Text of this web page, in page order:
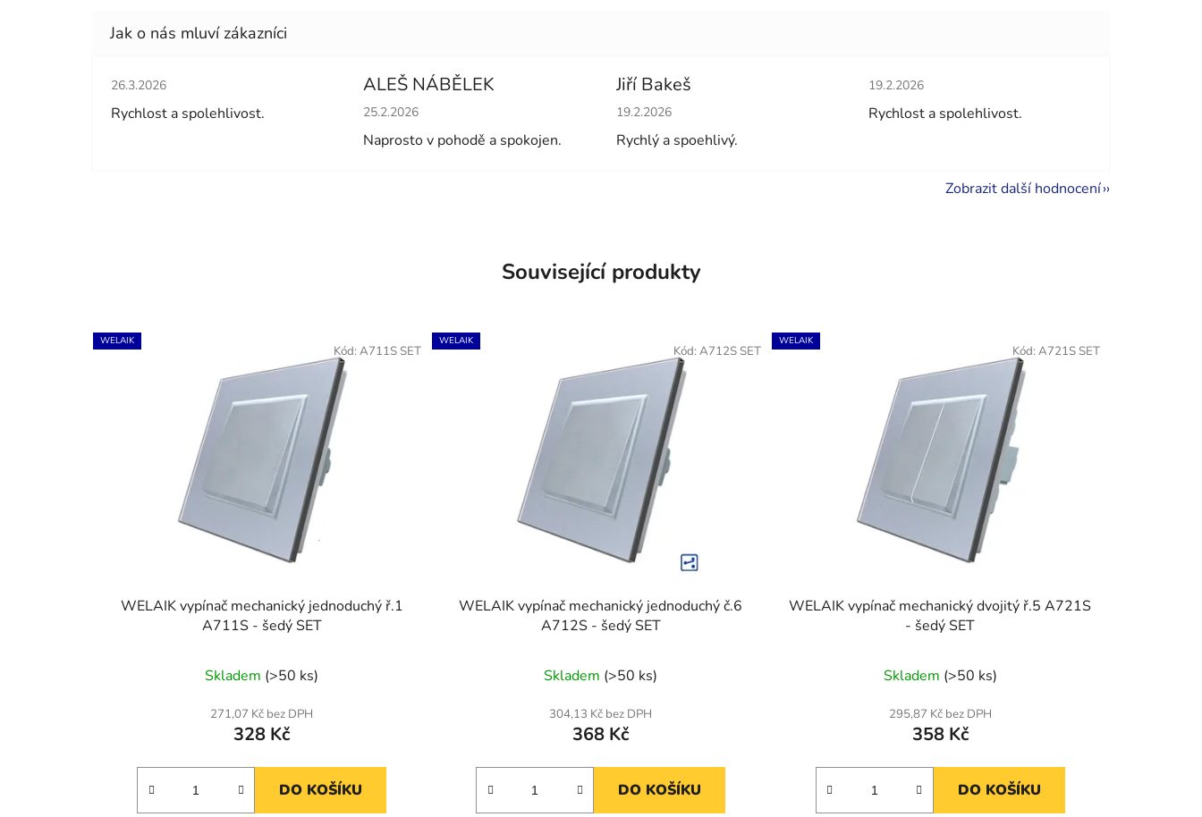
Hodnocení obchodu je 5 z 5 hvězdiček.
26.3.2026
Rychlost a spolehlivost.
ALEŠ NÁBĚLEK
Hodnocení obchodu je 5 z 5 hvězdiček.
25.2.2026
Naprosto v pohodě a spokojen.
Jiří Bakeš
Hodnocení obchodu je 5 z 5 hvězdiček.
19.2.2026
Rychlý a spoehlivý.
Hodnocení obchodu je 5 z 5 hvězdiček.
19.2.2026
Rychlost a spolehlivost.
Zobrazit další hodnocení
Související produkty
WELAIK
WELAIK vypínač mechanický jednoduchý ř.1
A711S - šedý SET
Skladem (>50 ks)
271,07 Kč bez DPH
328 Kč
DO KOŠÍKU
Kód:A711S SET
WELAIK
WELAIK vypínač mechanický jednoduchý č.6
A712S - šedý SET
Skladem (>50 ks)
304,13 Kč bez DPH
368 Kč
DO KOŠÍKU
Kód: A712S SET
WELAIK
WELAIK vypínač mechanický dvojitý ř.5 A721S
- šedý SET
Skladem (>50 ks)
295,87 Kč bez DPH
358 Kč
DO KOŠÍKU
Kód: A721S SET